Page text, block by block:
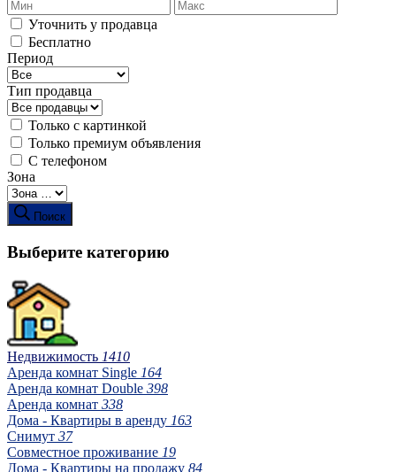
Уточнить у продавца
Бесплатно
Период
Тип продавца
Только с картинкой
Только премиум объявления
С телефоном
Зона
Поиск
Выберите категорию
Недвижимость 1410
Аренда комнат Single 164
Аренда комнат Double 398
Аренда комнат 338
Дома - Квартиры в аренду 163
Снимут 37
Совместное проживание 19
Дома - Квартиры на продажу 84